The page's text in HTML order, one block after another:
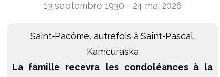
13 septembre 1930 - 24 mai 2026
Saint-Pacôme, autrefois à Saint-Pascal,
Kamouraska
La famille recevra les condoléances à la